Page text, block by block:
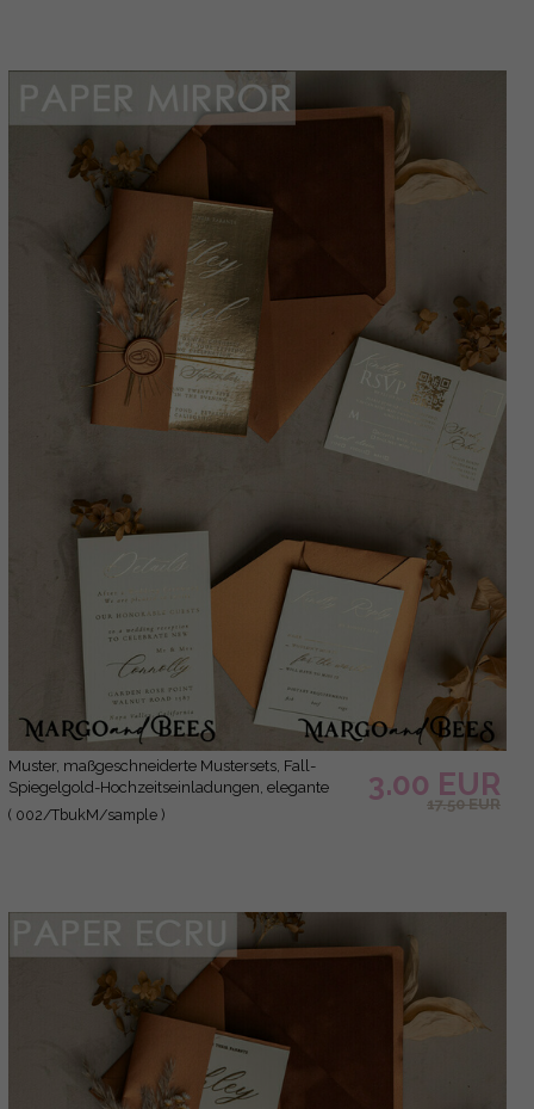
Muster, maßgeschneiderte Mustersets, Fall-
Spiegelgold-Hochzeitseinladungen, elegante
Terrakotta-Hochzeitseinladungen, burnt orange
( 002/TbukM/sample )
3.00 EUR
17.50 EUR